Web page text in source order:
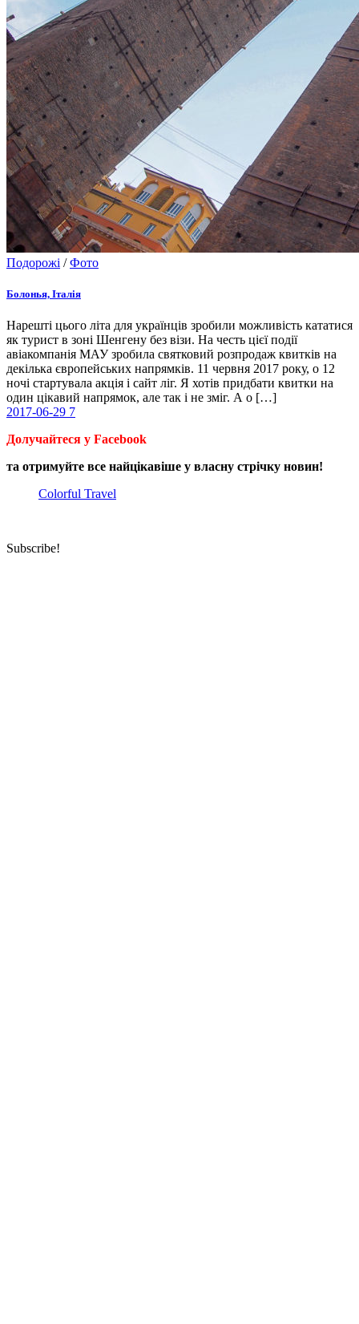
Подорожі /Фото
Болонья, Італія
Нарешті цього літа для українців зробили можливість кататися
як турист в зоні Шенгену без візи. На честь цієї події
авіакомпанія МАУ зробила святковий розпродаж квитків на
декілька європейських напрямків. 11 червня 2017 року, о 12
ночі стартувала акція і сайт ліг. Я хотів придбати квитки на
один цікавий напрямок, але так і не зміг. А о […]
2017-06-29 7
Долучайтеся у Facebook
та отримуйте все найцікавіше у власну стрічку новин!
Colorful Travel
Subscribe!